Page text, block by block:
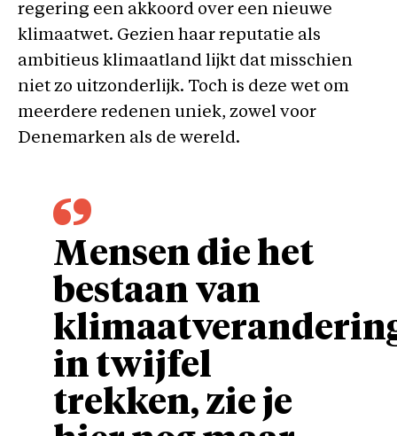
regering een akkoord over een nieuwe
klimaatwet. Gezien haar reputatie als
ambitieus klimaatland lijkt dat misschien
niet zo uitzonderlijk. Toch is deze wet om
meerdere redenen uniek, zowel voor
Denemarken als de wereld.
Mensen die het
bestaan van
in twijfel
trekken, zie je